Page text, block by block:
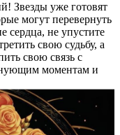
Звезды уже готовят
могут перевернуть
сердца, не упустите
свою судьбу, а
свою связь с
моментам и